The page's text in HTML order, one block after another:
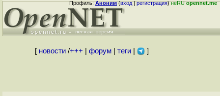
Профиль:Аноним(вход|регистрация)неRUopennet.me
[ новости/+++ форум| теги| ]